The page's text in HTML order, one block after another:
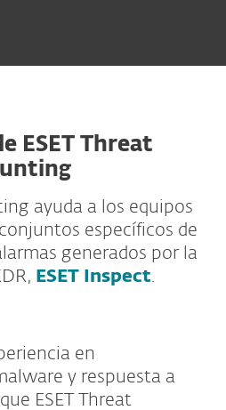
ESET Threat
ayuda a los equipos
específicos de
generados por la
ESET Inspect.
en
y respuesta a
ESET Threat